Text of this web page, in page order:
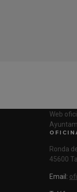
Web
Ronda
45600
Email: